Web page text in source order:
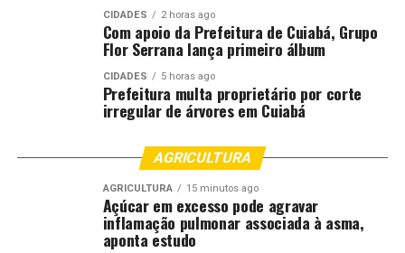
CIDADES 2 horas ago
Com apoio da Prefeitura de Cuiabá, Grupo
Flor Serrana lança primeiro álbum
CIDADES 5 horas ago
Prefeitura multa proprietário por corte
irregular de árvores em Cuiabá
AGRICULTURA
AGRICULTURA 15 minutos ago
Açúcar em excesso pode agravar
inflamação pulmonar associada à asma,
aponta estudo